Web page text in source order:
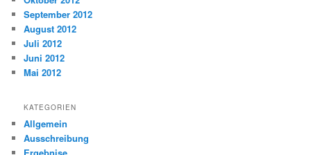
September 2012
August 2012
Juli 2012
Juni 2012
Mai 2012
KATEGORIEN
Allgemein
Ausschreibung
Ergebnise